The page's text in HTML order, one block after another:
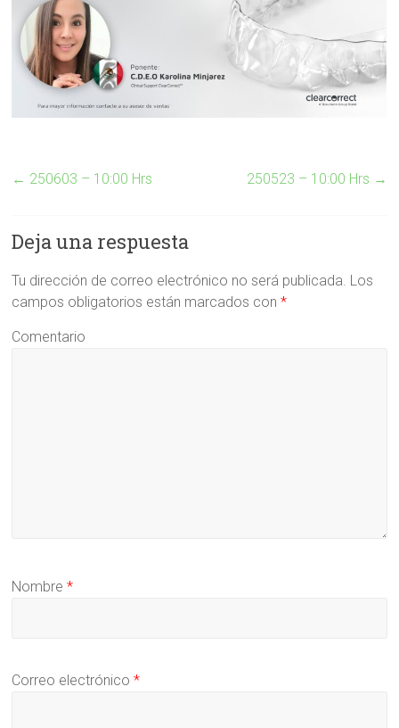
← 250603 – 10:00 Hrs 250523 – 10:00 Hrs →
Deja una respuesta
Tu dirección de correo electrónico no será publicada. Los
campos obligatorios están marcados con*
Comentario
Nombre*
Correo electrónico*